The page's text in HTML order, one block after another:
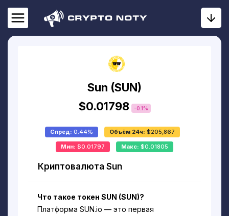
Sun (SUN)
$0.01798
-0.1%
Спред: 0.44% Объём 24ч: $205,867
Мин: $0.01797 Макс: $0.01805
Криптовалюта Sun
Что такое токен SUN (SUN)?
Платформа SUN.io — это первая